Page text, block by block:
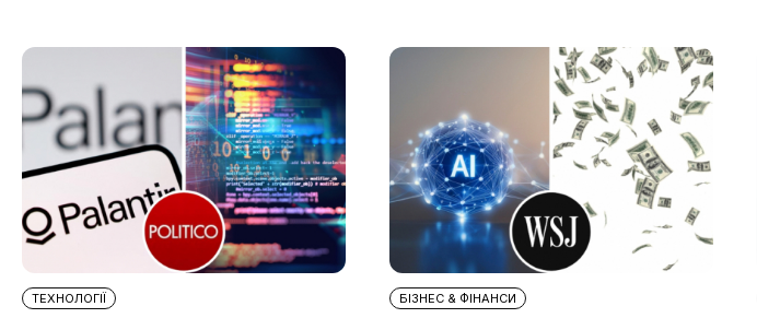
ТЕХНОЛОГІЇ БІЗНЕС & ФІНАНСИ